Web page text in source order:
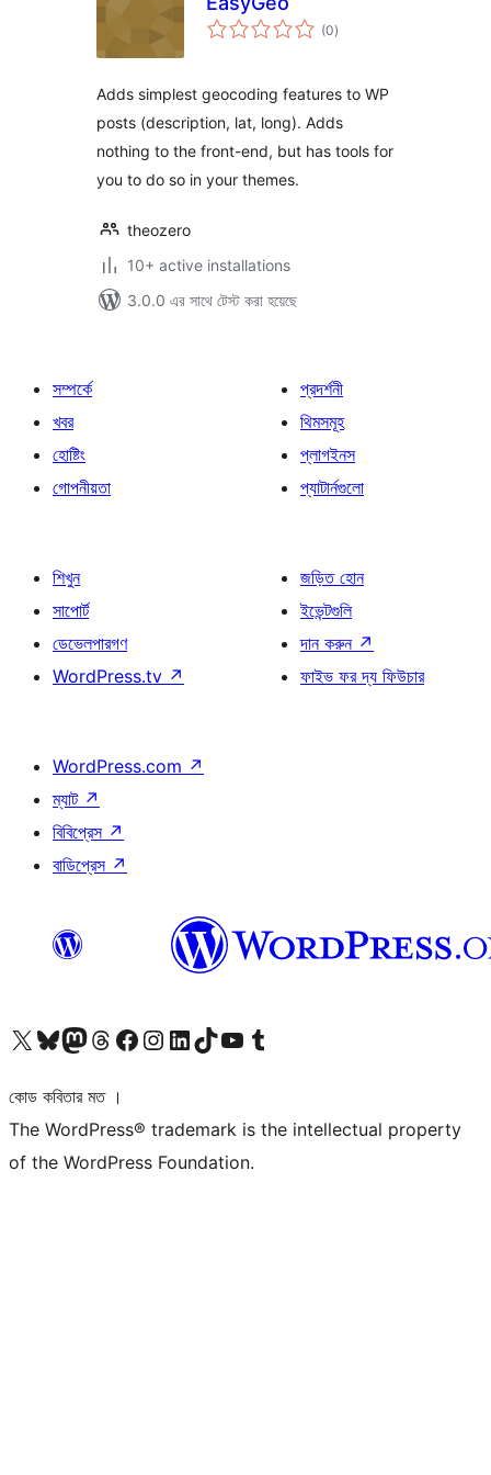
(0total
ratings
)
Adds simplest geocoding features to WP
posts (description, lat, long). Adds
nothing to the front-end, but has tools for
you to do so in your themes.
theozero
10+ active installations
3.0.0 এর সাথে টেস্ট করা হয়েছে
সম্পর্কে
খবর
হোষ্টিং
গোপনীয়তা
প্রদর্শনী
থিমসমূহ
প্লাগইনস
প্যাটার্নগুলো
শিখুন
সাপোর্ট
ডেভেলপারগণ
WordPress.tv ↗
জড়িত হোন
ইভেন্টগুলি
দান করুন ↗
ফাইভ ফর দ্য ফিউচার
WordPress.com ↗
ম্যাট ↗
বিবিপ্রেস ↗
বাডিপ্রেস ↗
আমাদের X (আগের টুইটার) অ্যাকাউন্টে যানআমাদের Bluesky অ্যাকাউন্টটি দেখুনআমাদের মাস্টোডন অ্যাকাউন্টটি দেখুনআমাদের থ্রেডস অ্যাকাউন্টটি দেখুনআমাদের ফেসবুক পেজ দেখুনআমাদের ইন্সটাগ্রাম অ্যাকাউন্ট দেখুনআমাদের লিঙ্কডইন অ্যাকাউন্টে যানআমাদের TikTok অ্যাকাউন্টটি দেখুনআমাদের ইউটিউব চ্যানেলে যান আমাদের টাম্বলার অ্যাকাউন্ট দেখুন
কোড কবিতার মত ।
The WordPress® trademark is the intellectual property
of the WordPress Foundation.